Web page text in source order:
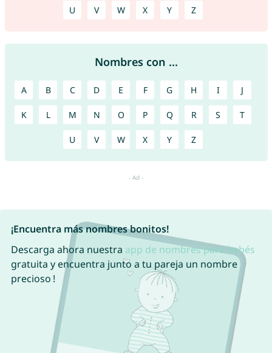
U V W X Y Z
Nombres con ...
A B C D E F G H I J
K L M N O P Q R S T
U V W X Y Z
¡Encuentra más nombres bonitos!
Descarga ahora nuestra app de nombres para bebés
gratuita y encuentra junto a tu pareja un nombre
precioso !